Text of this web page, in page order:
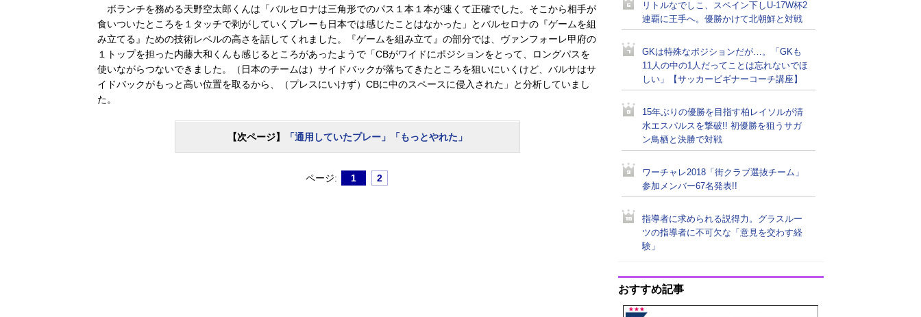
ボランチを務める天野空太郎くんは「バルセロナは三角形でのパス１本１本が速くて正確でした。そこから相手が
食いついたところを１タッチで剥がしていくプレーも日本では感じたことはなかった」とバルセロナの『ゲームを組
み立てる』ための技術レベルの高さを話してくれました。『ゲームを組み立て』の部分では、ヴァンフォーレ甲府の
１トップを担った内藤大和くんも感じるところがあったようで「CBがワイドにポジションをとって、ロングパスを
使いながらつないできました。（日本のチームは）サイドバックが落ちてきたところを狙いにいくけど、バルサはサ
イドバックがもっと高い位置を取るから、（プレスにいけず）CBに中のスペースに侵入された」と分析していまし
た。
【次ページ】 「通用していたプレー」「もっとやれた」
ページ: 1 2
リトルなでしこ、スペイン下しU-17W杯2
連覇に王手へ。優勝かけて北朝鮮と対戦
GKは特殊なポジションだが…。「GKも
11人の中の1人だってことは忘れないでほ
しい」【サッカービギナーコーチ講座】
15年ぶりの優勝を目指す柏レイソルが清
水エスパルスを撃破!! 初優勝を狙うサガ
ン鳥栖と決勝で対戦
ワーチャレ2018「街クラブ選抜チーム」
参加メンバー67名発表!!
指導者に求められる説得力。グラスルー
ツの指導者に不可欠な「意見を交わす経
験」
おすすめ記事